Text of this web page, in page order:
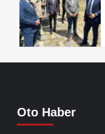
Oto Haber